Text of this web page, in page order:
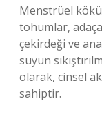
Menstrüel
tohumlar,
çekirdeği ve
suyun
olarak, cinsel
sahiptir.